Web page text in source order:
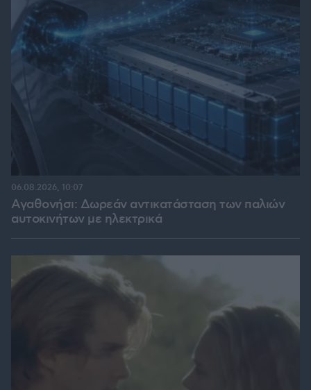
Αγαθονήσι: Δωρεάν αντικατάσταση των παλιών
αυτοκινήτων με ηλεκτρικά
06.08.2026, 10:07